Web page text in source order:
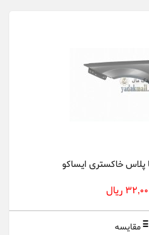
پلاس خاکستری ایساکو
ریال
مقایسه